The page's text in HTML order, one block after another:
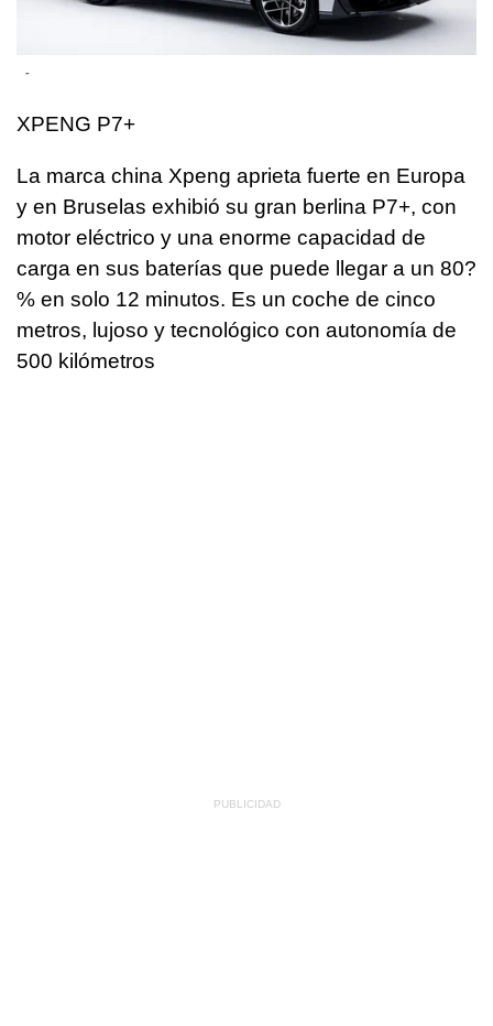
-
XPENG P7+
La marca china Xpeng aprieta fuerte en Europa
y en Bruselas exhibió su gran berlina P7+, con
motor eléctrico y una enorme capacidad de
carga en sus baterías que puede llegar a un 80?
% en solo 12 minutos. Es un coche de cinco
metros, lujoso y tecnológico con autonomía de
500 kilómetros